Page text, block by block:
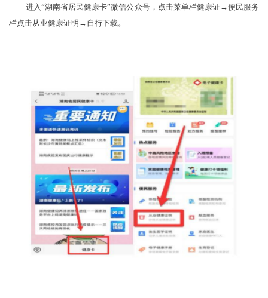
进入“湖南省居民健康卡”微信公众号，点击菜单栏健康证→便民服务
栏点击从业健康证明→自行下载。